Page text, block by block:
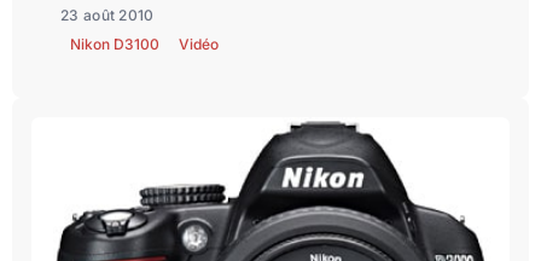
23 août 2010
Nikon D3100
Vidéo